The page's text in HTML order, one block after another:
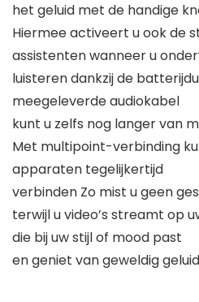
het geluid met de handige
Hiermee activeert u ook de
assistenten wanneer u
luisteren dankzij de
meegeleverde audiokabel
kunt u zelfs nog langer van
Met multipoint-verbinding
apparaten tegelijkertijd
verbinden Zo mist u geen
terwijl u video’s streamt op
die bij uw stijl of mood past
en geniet van geweldig